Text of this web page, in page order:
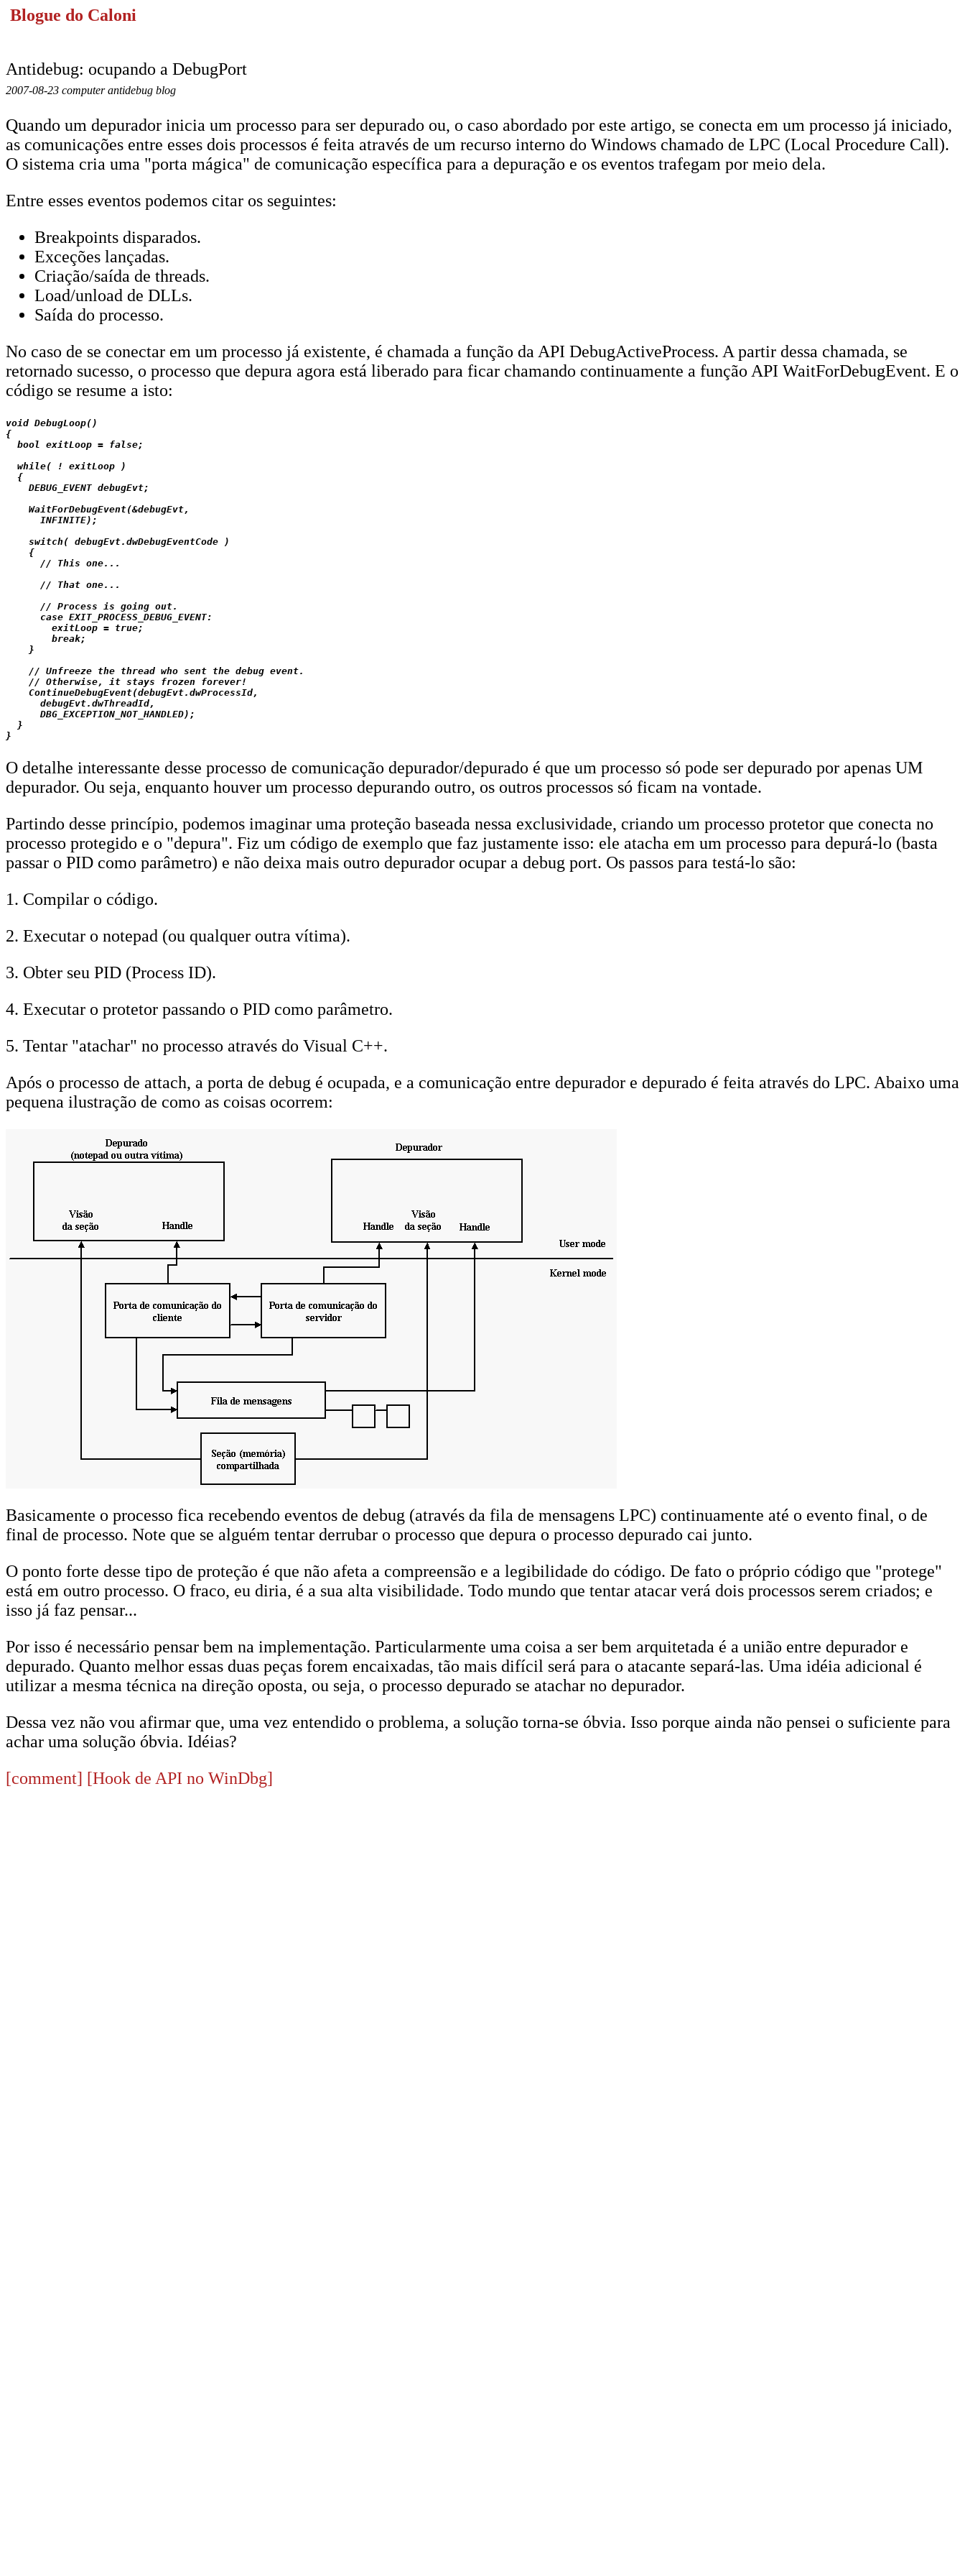
Blogue do Caloni
Antidebug: ocupando a DebugPort
2007-08-23 computer antidebug blog
Quando um depurador inicia um processo para ser depurado ou, o caso abordado por este artigo, se conecta em um processo já iniciado,
as comunicações entre esses dois processos é feita através de um recurso interno do Windows chamado de LPC (Local Procedure Call).
O sistema cria uma "porta mágica" de comunicação específica para a depuração e os eventos trafegam por meio dela.
Entre esses eventos podemos citar os seguintes:
Breakpoints disparados.
Exceções lançadas.
Criação/saída de threads.
Load/unload de DLLs.
Saída do processo.
No caso de se conectar em um processo já existente, é chamada a função da API DebugActiveProcess. A partir dessa chamada, se
retornado sucesso, o processo que depura agora está liberado para ficar chamando continuamente a função API WaitForDebugEvent. E o
código se resume a isto:
void DebugLoop()
{
  bool exitLoop = false;
  while( ! exitLoop )
  {
    DEBUG_EVENT debugEvt;
    WaitForDebugEvent(&debugEvt,
      INFINITE);
    switch( debugEvt.dwDebugEventCode )
    {
      // This one...
      // That one...
      // Process is going out.
      case EXIT_PROCESS_DEBUG_EVENT:
        exitLoop = true;
        break;
    }
    // Unfreeze the thread who sent the debug event.
    // Otherwise, it stays frozen forever!
    ContinueDebugEvent(debugEvt.dwProcessId,
      debugEvt.dwThreadId,
      DBG_EXCEPTION_NOT_HANDLED);
  }
O detalhe interessante desse processo de comunicação depurador/depurado é que um processo só pode ser depurado por apenas UM
depurador. Ou seja, enquanto houver um processo depurando outro, os outros processos só ficam na vontade.
Partindo desse princípio, podemos imaginar uma proteção baseada nessa exclusividade, criando um processo protetor que conecta no
processo protegido e o "depura". Fiz um código de exemplo que faz justamente isso: ele atacha em um processo para depurá-lo (basta
passar o PID como parâmetro) e não deixa mais outro depurador ocupar a debug port. Os passos para testá-lo são:
1. Compilar o código.
2. Executar o notepad (ou qualquer outra vítima).
3. Obter seu PID (Process ID).
4. Executar o protetor passando o PID como parâmetro.
5. Tentar "atachar" no processo através do Visual C++.
Após o processo de attach, a porta de debug é ocupada, e a comunicação entre depurador e depurado é feita através do LPC. Abaixo uma
pequena ilustração de como as coisas ocorrem:
Basicamente o processo fica recebendo eventos de debug (através da fila de mensagens LPC) continuamente até o evento final, o de
final de processo. Note que se alguém tentar derrubar o processo que depura o processo depurado cai junto.
O ponto forte desse tipo de proteção é que não afeta a compreensão e a legibilidade do código. De fato o próprio código que "protege"
está em outro processo. O fraco, eu diria, é a sua alta visibilidade. Todo mundo que tentar atacar verá dois processos serem criados; e
isso já faz pensar...
Por isso é necessário pensar bem na implementação. Particularmente uma coisa a ser bem arquitetada é a união entre depurador e
depurado. Quanto melhor essas duas peças forem encaixadas, tão mais difícil será para o atacante separá-las. Uma idéia adicional é
utilizar a mesma técnica na direção oposta, ou seja, o processo depurado se atachar no depurador.
Dessa vez não vou afirmar que, uma vez entendido o problema, a solução torna-se óbvia. Isso porque ainda não pensei o suficiente para
achar uma solução óbvia. Idéias?
[comment] [Hook de API no WinDbg]